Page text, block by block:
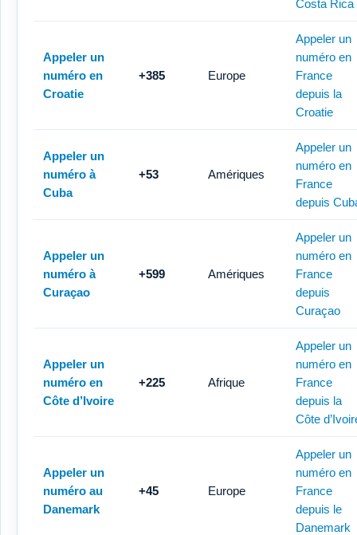
Costa Rica
Appeler un
numéro en
Croatie
+385 Europe
Appeler un
numéro en
France
depuis la
Croatie
Appeler un
numéro à
Cuba
+53 Amériques
Appeler un
numéro en
France
depuis
Appeler un
numéro à
Curaçao
+599 Amériques
Appeler un
numéro en
France
depuis
Curaçao
Appeler un
numéro en
Côte d’Ivoire
+225 Afrique
Appeler un
numéro en
France
depuis la
Côte
Appeler un
numéro au
Danemark
+45 Europe
Appeler un
numéro en
France
depuis le
Danemark